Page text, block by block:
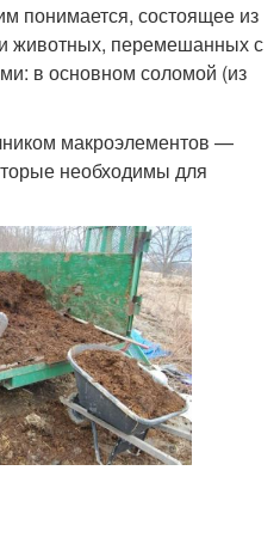
понимается, состоящее из
животных, перемешанных с
в основном соломой (из
макроэлементов —
необходимы для